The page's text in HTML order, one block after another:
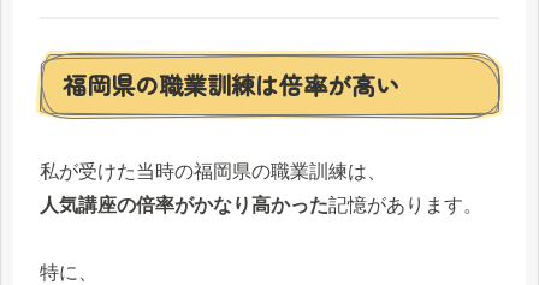
福岡県の職業訓練は倍率が高い
私が受けた当時の福岡県の職業訓練は、
人気講座の倍率がかなり高かった記憶があります。
特に、